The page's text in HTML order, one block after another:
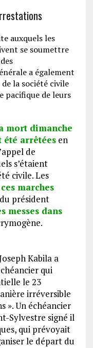
auxquels les
se soumettre
a également
la société civile
pacifique de leurs
mort dimanche
été arrêtéesen
de
s’étaient
civile. Les
marches
président
messes dans
Kabila a
qui
le 23
irréversible
». Un échéancier
Sylvestre signé il
qui prévoyait
le départ du